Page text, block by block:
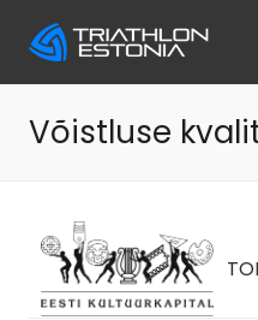
Võistluse